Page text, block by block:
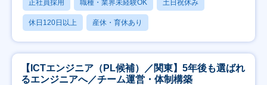
正社員採用 職種・業界未経験OK 土日祝休み
休日120日以上 産休・育休あり
【ICTエンジニア（PL候補）／関東】5年後も選ばれ
るエンジニアへ／チーム運営・体制構築